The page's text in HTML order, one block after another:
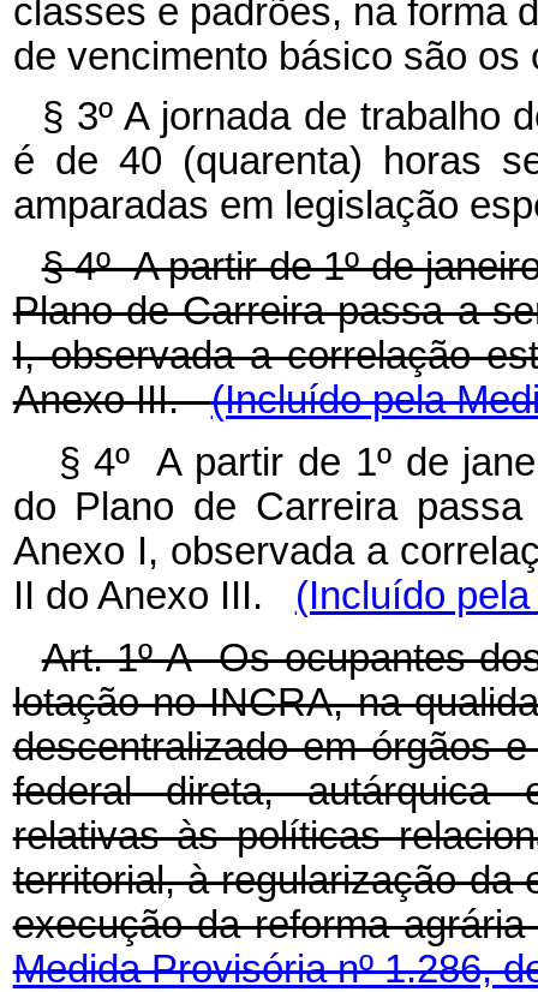
classes e padrões, na forma
de vencimento básico são
§ 3º A jornada de trabalho
é de 40 (quarenta) horas
amparadas em legislação
§ 4º A partir de 1º de
Plano de Carreira passa a
I, observada a correlação
Anexo III.(Incluído pela
§ 4º A partir de 1º de
do Plano de Carreira
Anexo I, observada a
II do Anexo III.
(Incluído
Art. 1º-A Os ocupantes
lotação no INCRA, na
descentralizado em órgãos
federal direta, autárquica
relativas às políticas
territorial, à regularização da
execução da reforma
Medida Provisória nº 1.286,